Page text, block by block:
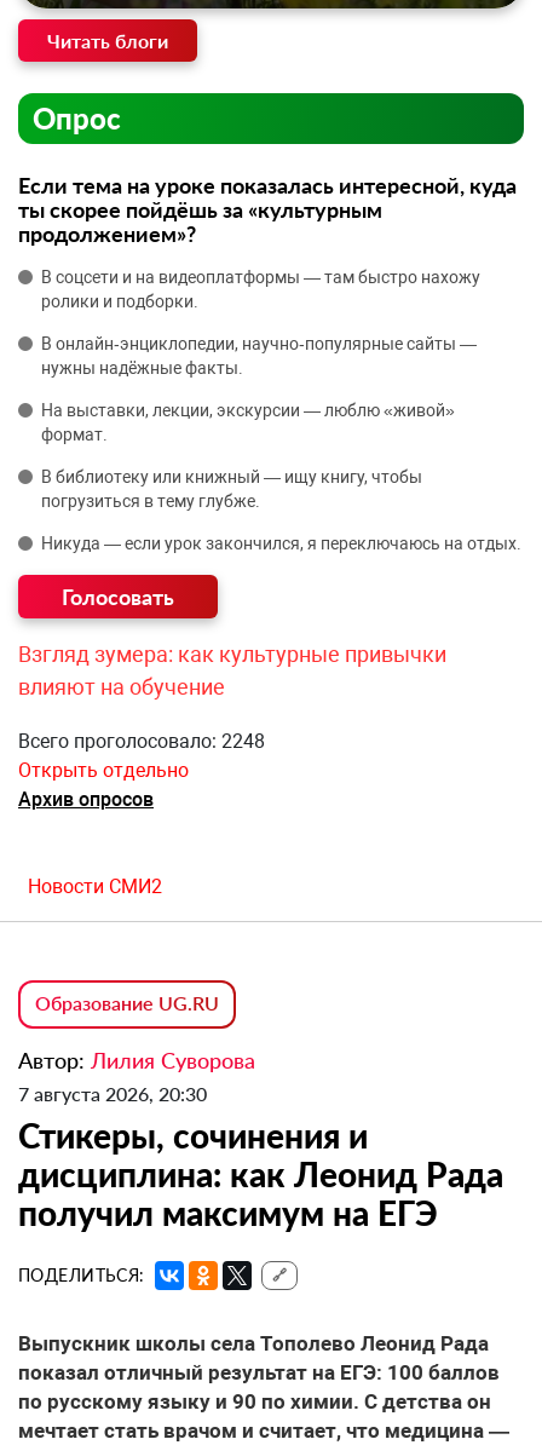
Читать блоги
Опрос
Если тема на уроке показалась интересной, куда
ты скорее пойдёшь за «культурным
продолжением»?
В соцсети и на видеоплатформы — там быстро нахожу
ролики и подборки.
В онлайн‑энциклопедии, научно‑популярные сайты —
нужны надёжные факты.
На выставки, лекции, экскурсии — люблю «живой»
формат.
В библиотеку или книжный — ищу книгу, чтобы
погрузиться в тему глубже.
Никуда — если урок закончился, я переключаюсь на отдых.
Взгляд зумера: как культурные привычки
влияют на обучение
Всего проголосовало: 2248
Открыть отдельно
Архив опросов
Новости СМИ2
Образование UG.RU
Автор: Лилия Суворова
7 августа 2026, 20:30
Стикеры, сочинения и
дисциплина: как Леонид Рада
получил максимум на ЕГЭ
ПОДЕЛИТЬСЯ: 🔗
Выпускник школы села Тополево Леонид Рада
показал отличный результат на ЕГЭ: 100 баллов
по русскому языку и 90 по химии. С детства он
мечтает стать врачом и считает, что медицина —